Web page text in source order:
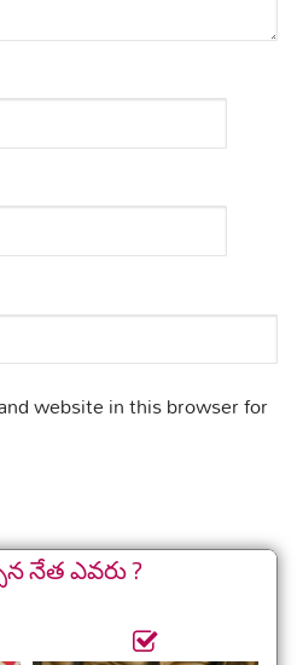
website in this browser for
నేత ఎవరు ?